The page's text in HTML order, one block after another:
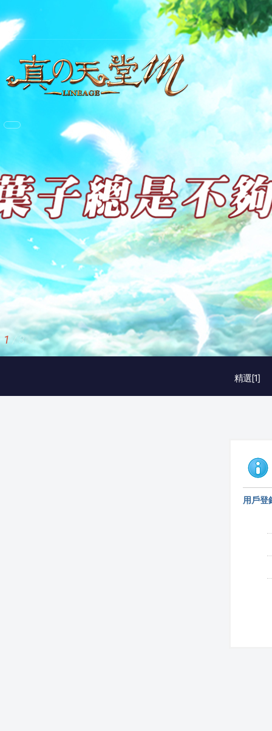
精選[1]
2 / 3
用戶登